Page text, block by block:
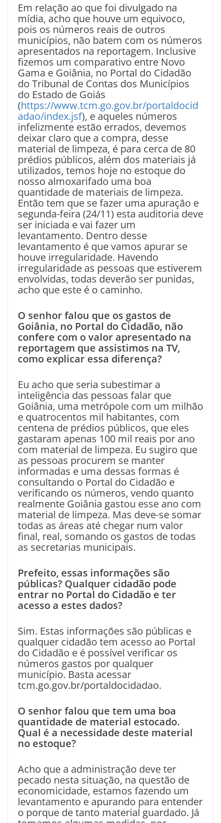
Em relação ao que foi divulgado na
mídia, acho que houve um equivoco,
pois os números reais de outros
municípios, não batem com os números
apresentados na reportagem. Inclusive
fizemos um comparativo entre Novo
Gama e Goiânia, no Portal do Cidadão
do Tribunal de Contas dos Municípios
do Estado de Goiás
(https://www.tcm.go.gov.br/portaldocid
adao/index.jsf), e aqueles números
infelizmente estão errados, devemos
deixar claro que a compra, desse
material de limpeza, é para cerca de 80
prédios públicos, além dos materiais já
utilizados, temos hoje no estoque do
nosso almoxarifado uma boa
quantidade de materiais de limpeza.
Então tem que se fazer uma apuração e
segunda-feira (24/11) esta auditoria deve
ser iniciada e vai fazer um
levantamento. Dentro desse
levantamento é que vamos apurar se
houve irregularidade. Havendo
irregularidade as pessoas que estiverem
envolvidas, todas deverão ser punidas,
acho que este é o caminho.
O senhor falou que os gastos de
Goiânia, no Portal do Cidadão, não
confere com o valor apresentado na
reportagem que assistimos na TV,
como explicar essa diferença?
Eu acho que seria subestimar a
inteligência das pessoas falar que
Goiânia, uma metrópole com um milhão
e quatrocentos mil habitantes, com
centena de prédios públicos, que eles
gastaram apenas 100 mil reais por ano
com material de limpeza. Eu sugiro que
as pessoas procurem se manter
informadas e uma dessas formas é
consultando o Portal do Cidadão e
verificando os números, vendo quanto
realmente Goiânia gastou esse ano com
material de limpeza. Mas deve-se somar
todas as áreas até chegar num valor
final, real, somando os gastos de todas
as secretarias municipais.
Prefeito, essas informações são
públicas? Qualquer cidadão pode
entrar no Portal do Cidadão e ter
acesso a estes dados?
Sim. Estas informações são públicas e
qualquer cidadão tem acesso ao Portal
do Cidadão e é possível verificar os
números gastos por qualquer
município. Basta acessar
tcm.go.gov.br/portaldocidadao.
O senhor falou que tem uma boa
quantidade de material estocado.
Qual é a necessidade deste material
no estoque?
Acho que a administração deve ter
pecado nesta situação, na questão de
economicidade, estamos fazendo um
levantamento e apurando para entender
o porque de tanto material guardado. Já